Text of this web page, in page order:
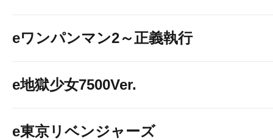
eワンパンマン2～正義執行
e地獄少女7500Ver.
e東京リベンジャーズ